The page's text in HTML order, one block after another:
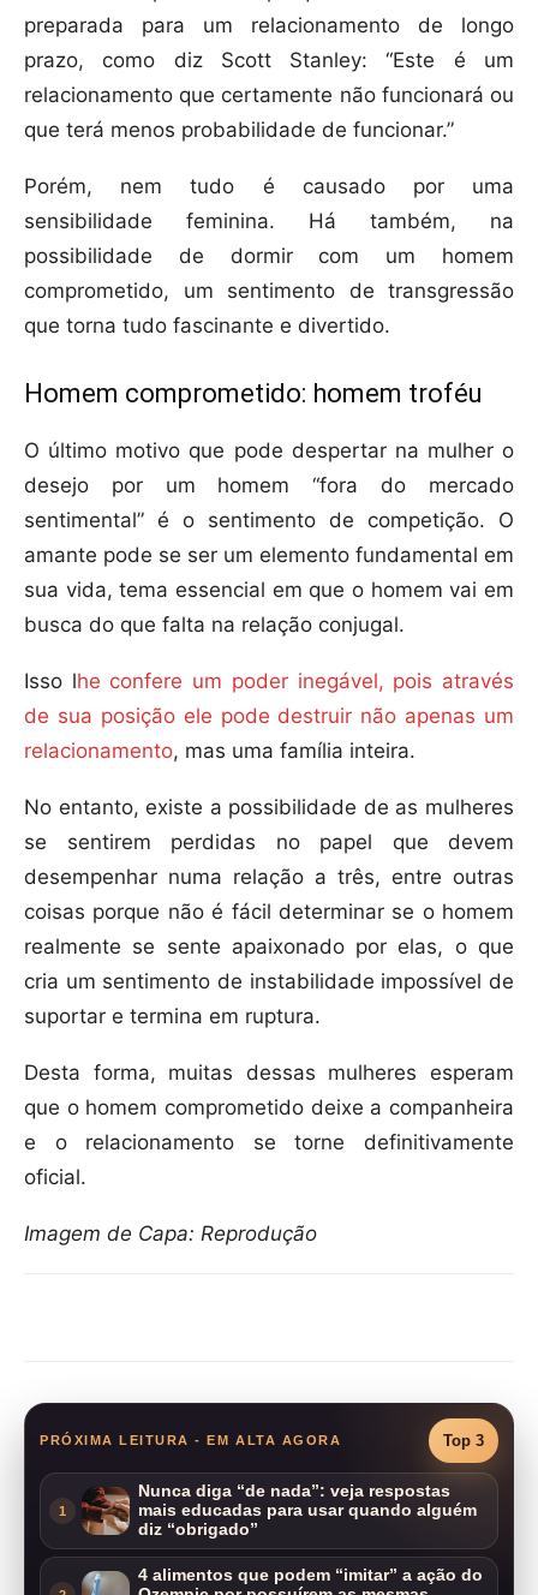
preparada para um relacionamento de longo
prazo, como diz Scott Stanley: “Este é um
relacionamento que certamente não funcionará ou
que terá menos probabilidade de funcionar.”
Porém, nem tudo é causado por uma
sensibilidade feminina. Há também, na
possibilidade de dormir com um homem
comprometido, um sentimento de transgressão
que torna tudo fascinante e divertido.
Homem comprometido: homem troféu
O último motivo que pode despertar na mulher o
desejo por um homem “fora do mercado
sentimental” é o sentimento de competição. O
amante pode se ser um elemento fundamental em
sua vida, tema essencial em que o homem vai em
busca do que falta na relação conjugal.
Isso lhe confere um poder inegável, pois através
de sua posição ele pode destruir não apenas um
relacionamento, mas uma família inteira.
No entanto, existe a possibilidade de as mulheres
se sentirem perdidas no papel que devem
desempenhar numa relação a três, entre outras
coisas porque não é fácil determinar se o homem
realmente se sente apaixonado por elas, o que
cria um sentimento de instabilidade impossível de
suportar e termina em ruptura.
Desta forma, muitas dessas mulheres esperam
que o homem comprometido deixe a companheira
e o relacionamento se torne definitivamente
oficial.
Imagem de Capa: Reprodução
PRÓXIMA LEITURA - EM ALTA AGORA Top 3
1
Nunca diga “de nada”: veja respostas
mais educadas para usar quando alguém
diz “obrigado”
4 alimentos que podem “imitar” a ação do